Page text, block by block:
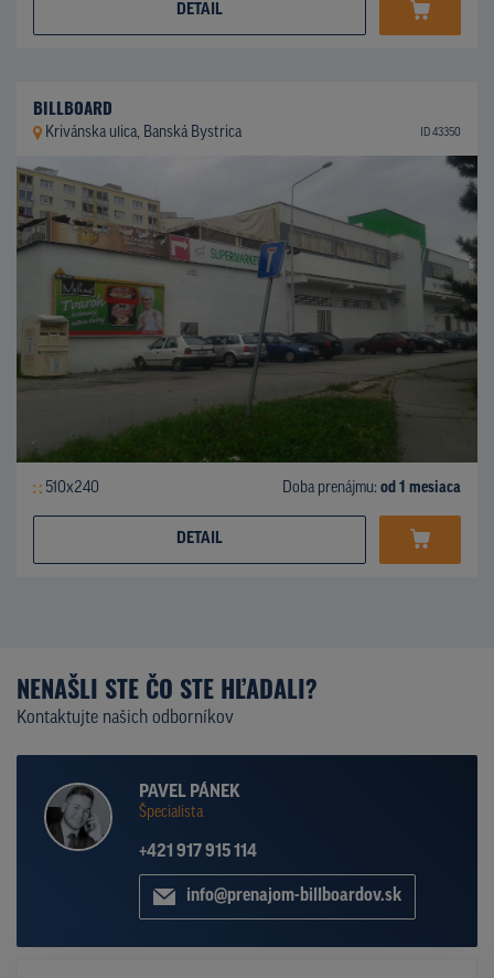
DETAIL
BILLBOARD
Krivánska ulica, Banská Bystrica ID 43350
510x240 Doba prenájmu: od 1 mesiaca
DETAIL
NENAŠLI STE ČO STE HĽADALI?
Kontaktujte našich odborníkov
PAVEL PÁNEK
Špecialista
+421 917 915 114
info@prenajom-billboardov.sk